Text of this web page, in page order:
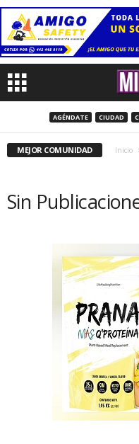
AGÉNDATE CIUDAD
MEJOR COMUNIDAD Inicio
Sin